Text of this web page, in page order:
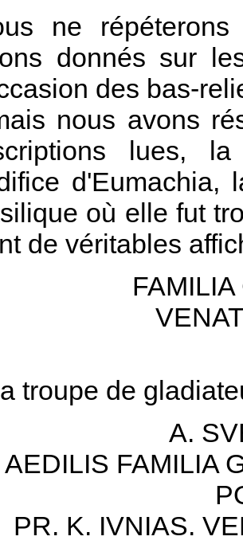
ne
donnés sur
des bas-
nous avons
lues,
d'Eumachia,
où elle fut
de véritables
troupe de
A.
AEDILIS FAMILIA
PR. K. IVNIAS.